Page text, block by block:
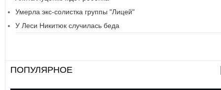
Умерла экс-солистка группы "Лицей"
У Леси Никитюк случилась беда
ПОПУЛЯРНОЕ